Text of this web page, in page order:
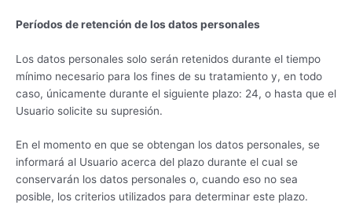
Períodos de retención de los datos personales
Los datos personales solo serán retenidos durante el tiempo
mínimo necesario para los fines de su tratamiento y, en todo
caso, únicamente durante el siguiente plazo: 24, o hasta que el
Usuario solicite su supresión.
En el momento en que se obtengan los datos personales, se
informará al Usuario acerca del plazo durante el cual se
conservarán los datos personales o, cuando eso no sea
posible, los criterios utilizados para determinar este plazo.